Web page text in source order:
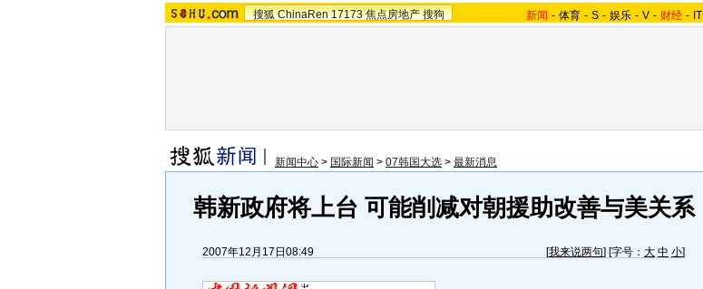
搜狐 ChinaRen 17173 焦点房地产 搜狗 新闻 - 体育 - S - 娱乐 - V - 财经 - IT
新闻中心 > 国际新闻 > 07韩国大选 > 最新消息
韩新政府将上台 可能削减对朝援助改善与美关系
2007年12月17日08:49 [我来说两句] [字号： 大 中 小]